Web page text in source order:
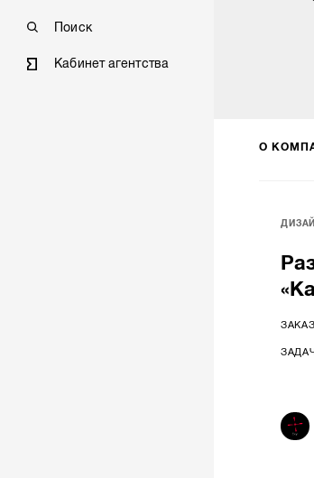
Поиск
Кабинет агентства
О